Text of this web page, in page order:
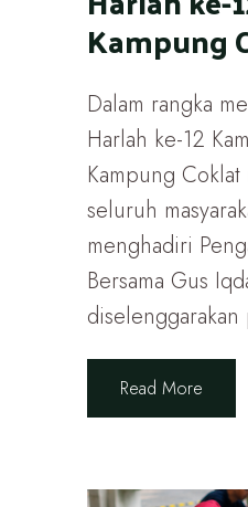
Kampung
Dalam rangka
Harlah ke-12
Kampung
seluruh
menghadiri
Bersama Gus
Read More